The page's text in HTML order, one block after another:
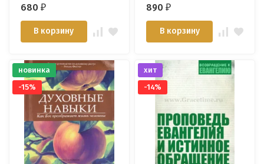
перемен. Майкл Хортон
680₽
В корзину
890₽
В корзину
новинка
-15%
хит
-14%